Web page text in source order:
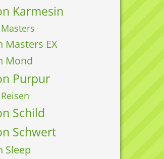
Karmesin
Masters EX
Mond
Purpur
Schild
Schwert
Sleep